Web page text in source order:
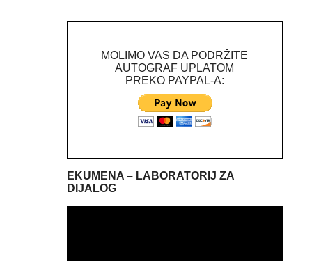
MOLIMO VAS DA PODRŽITE
AUTOGRAF UPLATOM
PREKO PAYPAL-A:
EKUMENA – LABORATORIJ ZA
DIJALOG